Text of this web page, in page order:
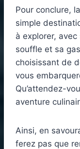
Pour conclure,
simple
à explorer,
souffle et sa
choisissant de
vous
Qu’attendez-
aventure
Ainsi, en
ferez pas que